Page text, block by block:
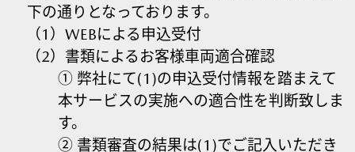
下の通りとなっております。
（1）WEBによる申込受付
（2）書類によるお客様車両適合確認
① 弊社にて(1)の申込受付情報を踏まえて
本サービスの実施への適合性を判断致しま
す。
② 書類審査の結果は(1)でご記入いただき